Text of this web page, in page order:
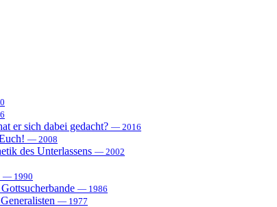
er sich dabei gedacht? — 2016
— 2008
des Unterlassens — 2002
— 1990
— 1986
— 1977